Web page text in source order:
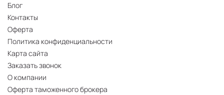
Блог
Контакты
Оферта
Политика конфиденциальности
Карта сайта
Заказать звонок
О компании
Оферта таможенного брокера